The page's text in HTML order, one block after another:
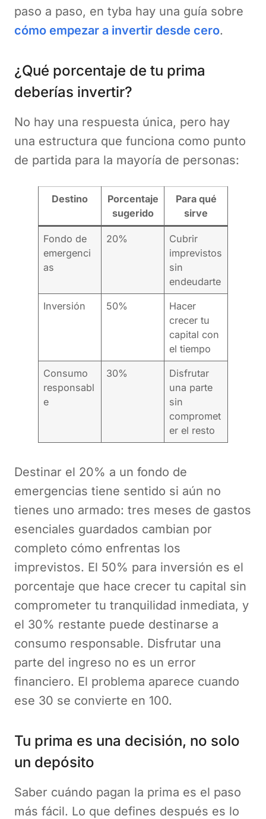
paso a paso, en tyba hay una guía sobre
cómo empezar a invertir desde cero.
¿Qué porcentaje de tu prima
deberías invertir?
No hay una respuesta única, pero hay
una estructura que funciona como punto
de partida para la mayoría de personas:
Destino
Porcentaje
sugerido
Para qué
sirve
Fondo de
emergenci
as
20%
Cubrir
imprevistos
sin
endeudarte
Inversión 50%
Hacer
crecer tu
capital con
el tiempo
Consumo
responsabl
e
30%
Disfrutar
una parte
sin
compromet
er el resto
Destinar el 20% a un fondo de
emergencias tiene sentido si aún no
tienes uno armado: tres meses de gastos
esenciales guardados cambian por
completo cómo enfrentas los
imprevistos. El 50% para inversión es el
porcentaje que hace crecer tu capital sin
comprometer tu tranquilidad inmediata, y
el 30% restante puede destinarse a
consumo responsable. Disfrutar una
parte del ingreso no es un error
financiero. El problema aparece cuando
ese 30 se convierte en 100.
Tu prima es una decisión, no solo
un depósito
Saber cuándo pagan la prima es el paso
más fácil. Lo que defines después es lo